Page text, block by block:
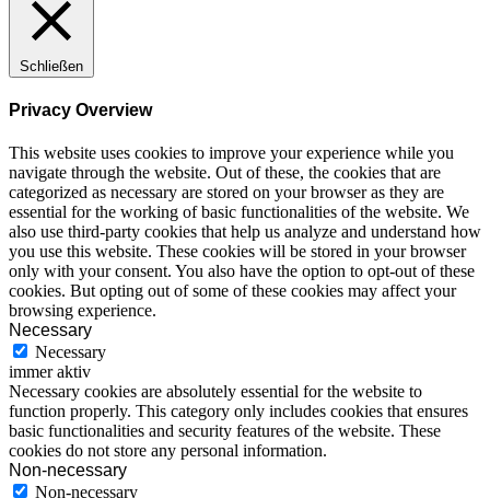
Schließen
Privacy Overview
This website uses cookies to improve your experience while you
navigate through the website. Out of these, the cookies that are
categorized as necessary are stored on your browser as they are
essential for the working of basic functionalities of the website. We
also use third-party cookies that help us analyze and understand how
you use this website. These cookies will be stored in your browser
only with your consent. You also have the option to opt-out of these
cookies. But opting out of some of these cookies may affect your
browsing experience.
Necessary
Necessary
immer aktiv
Necessary cookies are absolutely essential for the website to
function properly. This category only includes cookies that ensures
basic functionalities and security features of the website. These
cookies do not store any personal information.
Non-necessary
Non-necessary